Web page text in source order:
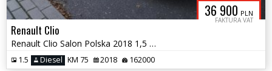
36 900 PLN
FAKTURA VAT
Renault Clio
Renault Clio Salon Polska 2018 1,5 Diesel Zamiana
1.5 Diesel KM 75 2018 162000